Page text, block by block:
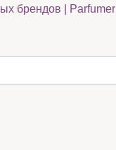
брендов | Parfumer